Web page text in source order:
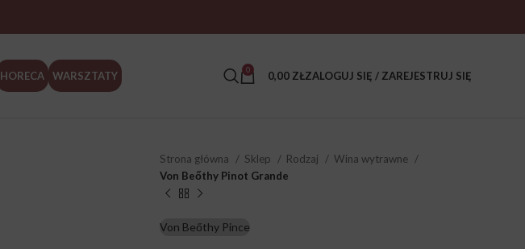
HORECA WARSZTATY 0 0,00 ZŁZALOGUJ SIĘ / ZAREJESTRUJ SIĘ
Strona główna Sklep Rodzaj
Wina wytrawne
Von Beőthy Pinot Grande
Von Beőthy Pince